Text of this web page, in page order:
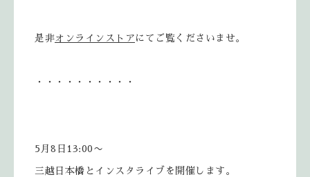
是非オンラインストア にてご覧くださいませ。
・・・・・・・・・・
5月8日13:00〜
三越日本橋とインスタライブを開催します。